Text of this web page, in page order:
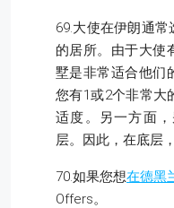
69.大使在伊朗通
的居所。由于大使
墅是非常适合他们
您有1或2个非常大
适度。另一方面
层。因此，在底层
70.如果您想在德黑
Offers。